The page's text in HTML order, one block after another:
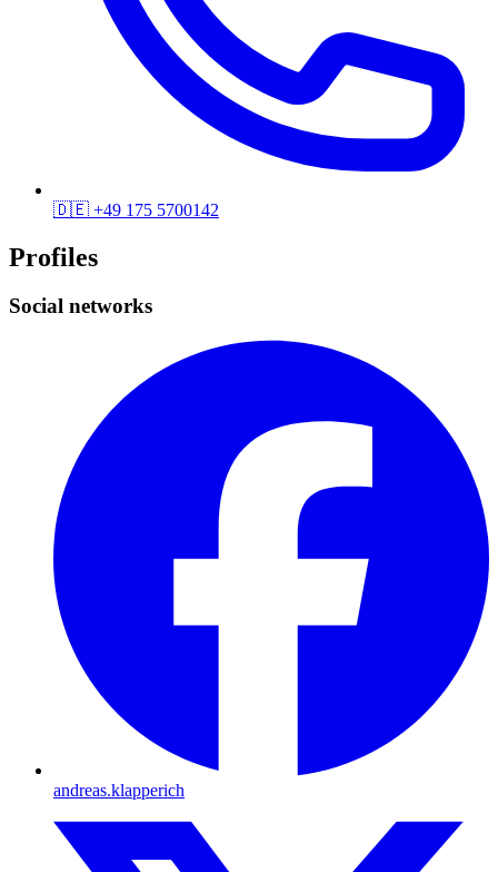
🇩🇪 +49 175 5700142
Profiles
Social networks
andreas.klapperich